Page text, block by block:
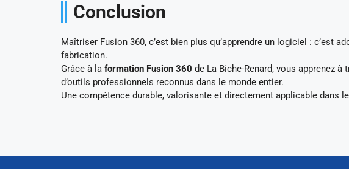
Conclusion
Maîtriser Fusion 360, c’est bien plus qu’apprendre un logiciel : c’est
fabrication.
Grâce à la formation Fusion 360 de La Biche-Renard, vous apprenez
d’outils professionnels reconnus dans le monde entier.
Une compétence durable, valorisante et directement applicable dans